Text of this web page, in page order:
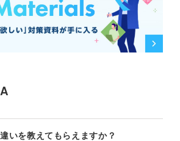
いを教えてもらえますか？